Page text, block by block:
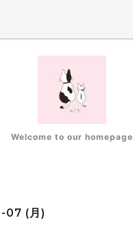
Welcome to our homepage
07 (月)